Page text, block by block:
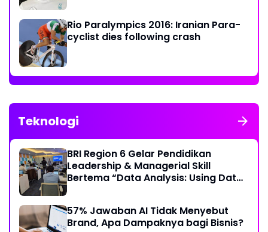
Rio Paralympics 2016: Iranian Para-
cyclist dies following crash
Teknologi
BRI Region 6 Gelar Pendidikan
Leadership & Managerial Skill
Bertema “Data Analysis: Using Data
57% Jawaban AI Tidak Menyebut
Brand, Apa Dampaknya bagi Bisnis?